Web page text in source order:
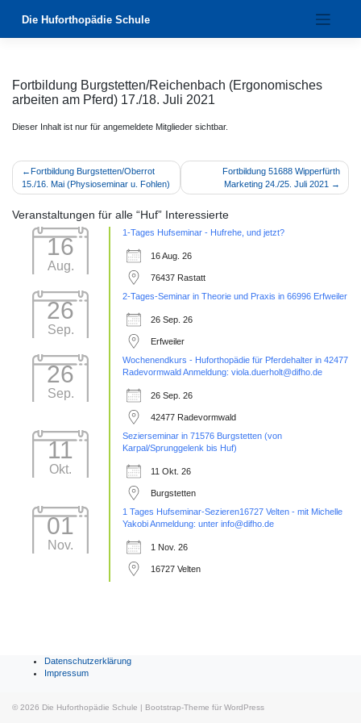
Die Huforthopädie Schule
Fortbildung Burgstetten/Reichenbach (Ergonomisches
arbeiten am Pferd) 17./18. Juli 2021
Dieser Inhalt ist nur für angemeldete Mitglieder sichtbar.
Beitragsnavigation
Fortbildung Burgstetten/Oberrot
15./16. Mai (Physioseminar u. Fohlen)
Fortbildung 51688 Wipperfürth
Marketing 24./25. Juli 2021
Veranstaltungen für alle “Huf” Interessierte
16
Aug.
1-Tages Hufseminar - Hufrehe, und jetzt?
16 Aug. 26
76437 Rastatt
26
Sep.
2-Tages-Seminar in Theorie und Praxis in 66996 Erfweiler
26 Sep. 26
Erfweiler
26
Sep.
Wochenendkurs - Huforthopädie für Pferdehalter in 42477
Radevormwald Anmeldung: viola.duerholt@difho.de
26 Sep. 26
42477 Radevormwald
11
Okt.
Sezierseminar in 71576 Burgstetten (von
Karpal/Sprunggelenk bis Huf)
11 Okt. 26
Burgstetten
01
Nov.
1 Tages Hufseminar-Sezieren16727 Velten - mit Michelle
Yakobi Anmeldung: unter info@difho.de
1 Nov. 26
16727 Velten
Datenschutzerklärung
Impressum
© 2026 Die Huforthopädie Schule | Bootstrap-Theme für WordPress